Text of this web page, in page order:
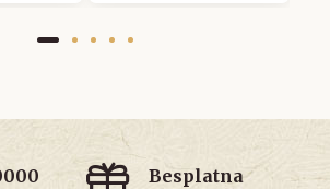
Besplatna